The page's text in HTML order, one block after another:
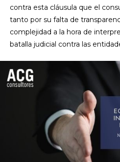
contra esta cláusula que el
tanto por su falta de
complejidad a la hora de
batalla judicial contra las